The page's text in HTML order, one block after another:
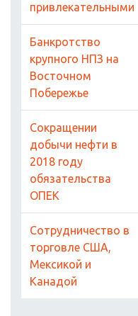
привлекательными
Банкротство
крупного НПЗ на
Восточном
Побережье
Cокращении
добычи нефти в
2018 году
обязательства
ОПЕК
Сотрудничество в
торговле США,
Мексикой и
Канадой